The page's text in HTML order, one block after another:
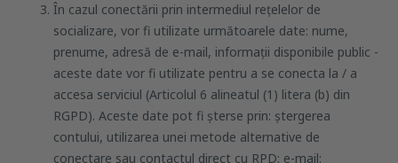
În cazul conectării prin intermediul rețelelor de
socializare, vor fi utilizate următoarele date: nume,
prenume, adresă de e-mail, informații disponibile public -
aceste date vor fi utilizate pentru a se conecta la / a
accesa serviciul (Articolul 6 alineatul (1) litera (b) din
RGPD). Aceste date pot fi șterse prin: ștergerea
contului, utilizarea unei metode alternative de
conectare sau contactul direct cu RPD: e-mail: